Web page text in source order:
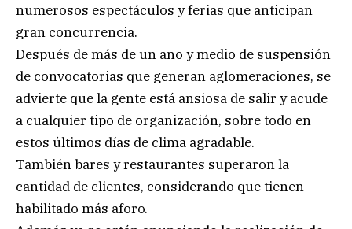
numerosos espectáculos y ferias que anticipan
gran concurrencia.
Después de más de un año y medio de suspensión
de convocatorias que generan aglomeraciones, se
advierte que la gente está ansiosa de salir y acude
a cualquier tipo de organización, sobre todo en
estos últimos días de clima agradable.
También bares y restaurantes superaron la
cantidad de clientes, considerando que tienen
habilitado más aforo.